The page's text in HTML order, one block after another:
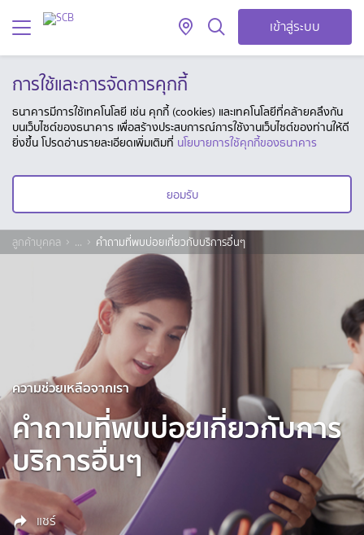
เข้าสู่ระบบ
การใช้และการจัดการคุกกี้
ธนาคารมีการใช้เทคโนโลยี เช่น คุกกี้ (cookies) และเทคโนโลยีที่คล้ายคลึงกัน
บนเว็บไซต์ของธนาคาร เพื่อสร้างประสบการณ์การใช้งานเว็บไซต์ของท่านให้ดี
ยิ่งขึ้น โปรดอ่านรายละเอียดเพิ่มเติมที่ นโยบายการใช้คุกกี้ของธนาคาร
ยอมรับ
ลูกค้าบุคคล ... คำถามที่พบบ่อยเกี่ยวกับบริการอื่นๆ
ความช่วยเหลือจากเรา
คำถามที่พบบ่อยเกี่ยวกับการ
บริการอื่นๆ
แชร์